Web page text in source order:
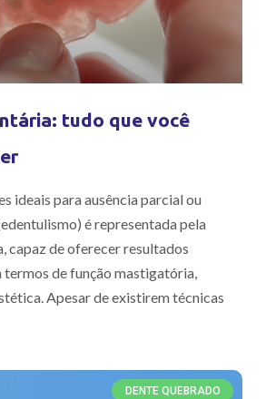
tudo que você
ideais para ausência parcial ou
é representada pela
capaz de oferecer resultados
de função mastigatória,
Apesar de existirem técnicas
DENTE QUEBRADO